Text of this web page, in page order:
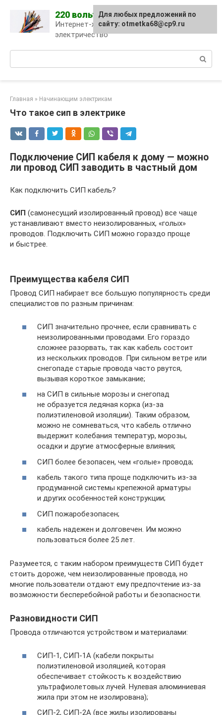
content
220 вольт
Интернет-журнал про
электричество
Главная » Начинающим электрикам
Что такое сип в электрике
Подключение СИП кабеля к дому — можно
ли провод СИП заводить в частный дом
Как подключить СИП кабель?
СИП (самонесущий изолированный провод) все чаще
устанавливают вместо неизолированных, «голых»
проводов. Подключить СИП можно гораздо проще
и быстрее.
Преимущества кабеля СИП
Провод СИП набирает все большую популярность среди
специалистов по разным причинам:
СИП значительно прочнее, если сравнивать с
неизолированными проводами. Его гораздо
сложнее разорвать, так как кабель состоит
из нескольких проводов. При сильном ветре или
снегопаде старые провода часто рвутся,
вызывая короткое замыкание;
на СИП в сильные морозы и снегопад
не образуется ледяная корка (из-за
полиэтиленовой изоляции). Таким образом,
можно не сомневаться, что кабель отлично
выдержит колебания температур, морозы,
осадки и другие атмосферные влияния;
СИП более безопасен, чем «голые» провода;
кабель такого типа проще подключить из-за
продуманной системы крепежной арматуры
и других особенностей конструкции;
СИП пожаробезопасен;
кабель надежен и долговечен. Им можно
пользоваться более 25 лет.
Разумеется, с таким набором преимуществ СИП будет
стоить дороже, чем неизолированные провода, но
многие пользователи отдают ему предпочтение из-за
возможности бесперебойной работы и безопасности.
Разновидности СИП
Провода отличаются устройством и материалами:
СИП-1, СИП-1А (кабели покрыты
полиэтиленовой изоляцией, которая
обеспечивает стойкость к воздействию
ультрафиолетовых лучей. Нулевая алюминиевая
жила при этом не изолирована);
СИП-2, СИП-2А (все жилы изолированы
Для любых предложений по
сайту: otmetka68@cp9.ru